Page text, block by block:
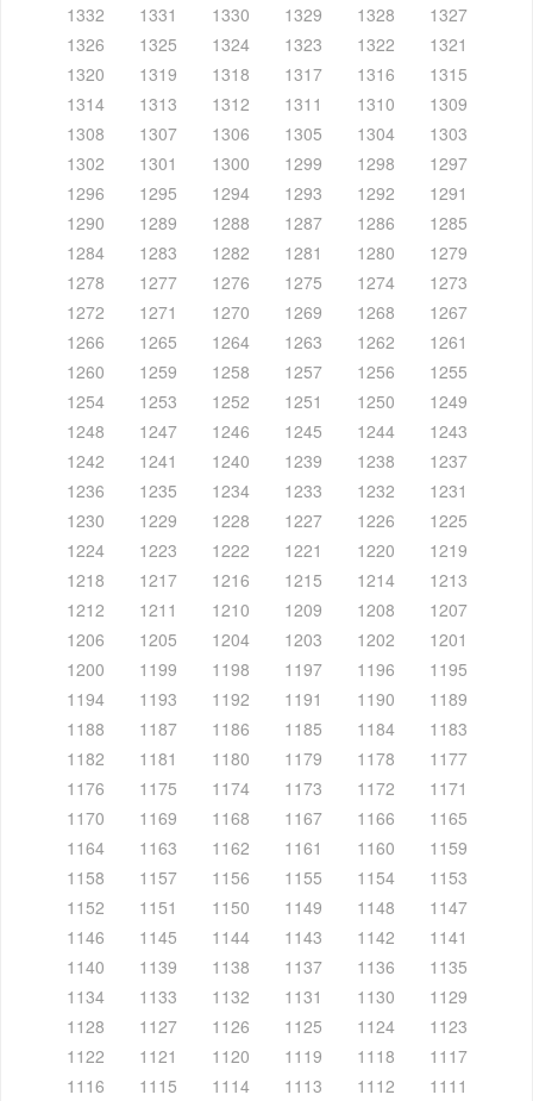
1332
1331 1330 1329 1328
1327
1326
1325 1324 1323 1322
1321
1320
1319 1318 1317 1316
1315
1314
1313 1312 1311 1310
1309
1308
1307 1306 1305 1304
1303
1302
1301 1300 1299 1298
1297
1296
1295 1294 1293 1292
1291
1290
1289 1288 1287 1286
1285
1284
1283 1282 1281 1280
1279
1278
1277 1276 1275 1274
1273
1272
1271 1270 1269 1268
1267
1266
1265 1264 1263 1262
1261
1260
1259 1258 1257 1256
1255
1254
1253 1252 1251 1250
1249
1248
1247 1246 1245 1244
1243
1242
1241 1240 1239 1238
1237
1236
1235 1234 1233 1232
1231
1230
1229 1228 1227 1226
1225
1224
1223 1222 1221 1220
1219
1218
1217 1216 1215 1214
1213
1212
1211 1210 1209 1208
1207
1206
1205 1204 1203 1202
1201
1200
1199 1198 1197 1196
1195
1194
1193 1192 1191 1190
1189
1188
1187 1186 1185 1184
1183
1182
1181 1180 1179 1178
1177
1176
1175 1174 1173 1172
1171
1170
1169 1168 1167 1166
1165
1164
1163 1162 1161 1160
1159
1158
1157 1156 1155 1154
1153
1152
1151 1150 1149 1148
1147
1146
1145 1144 1143 1142
1141
1140
1139 1138 1137 1136
1135
1134
1133 1132 1131 1130
1129
1128
1127 1126 1125 1124
1123
1122
1121 1120 1119 1118
1117
1116
1115 1114 1113 1112
1111